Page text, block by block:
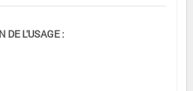
DE L'USAGE :